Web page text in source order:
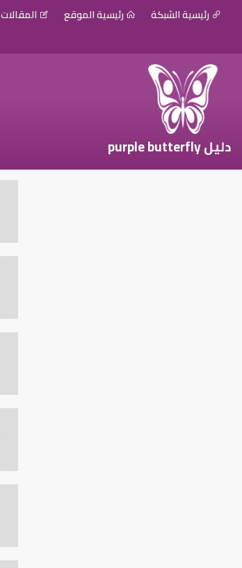
رئيسية الشبكة رئيسية الموقع المقالات
دليل purple butterfly